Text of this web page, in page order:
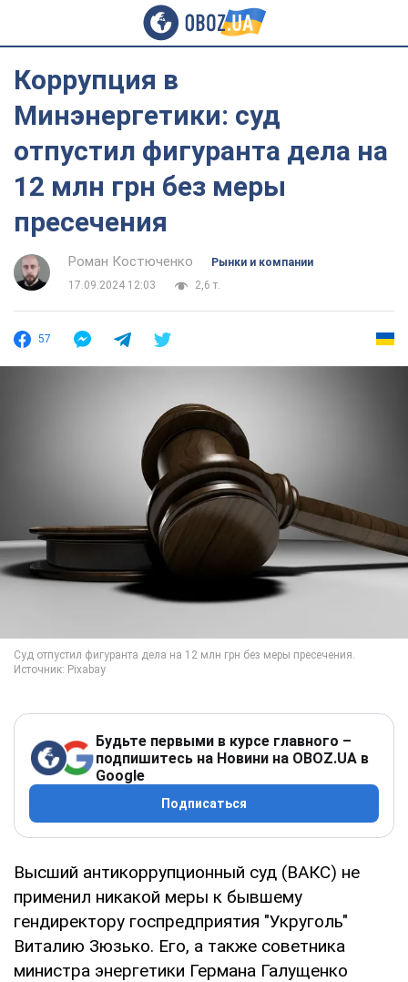
Коррупция в
Минэнергетики: ​суд
отпустил фигуранта дела на
12 млн грн без меры
пресечения
Роман Костюченко
Рынки и компании
17.09.2024 12:03
2,6 т.
57
Будьте первыми в курсе главного –
подпишитесь на Новини на OBOZ.UA в
Google
Подписаться
Высший антикоррупционный суд (ВАКС) не
применил никакой меры к бывшему
гендиректору госпредприятия "Укруголь"
Виталию Зюзько. Его, а также советника
министра энергетики Германа Галущенко